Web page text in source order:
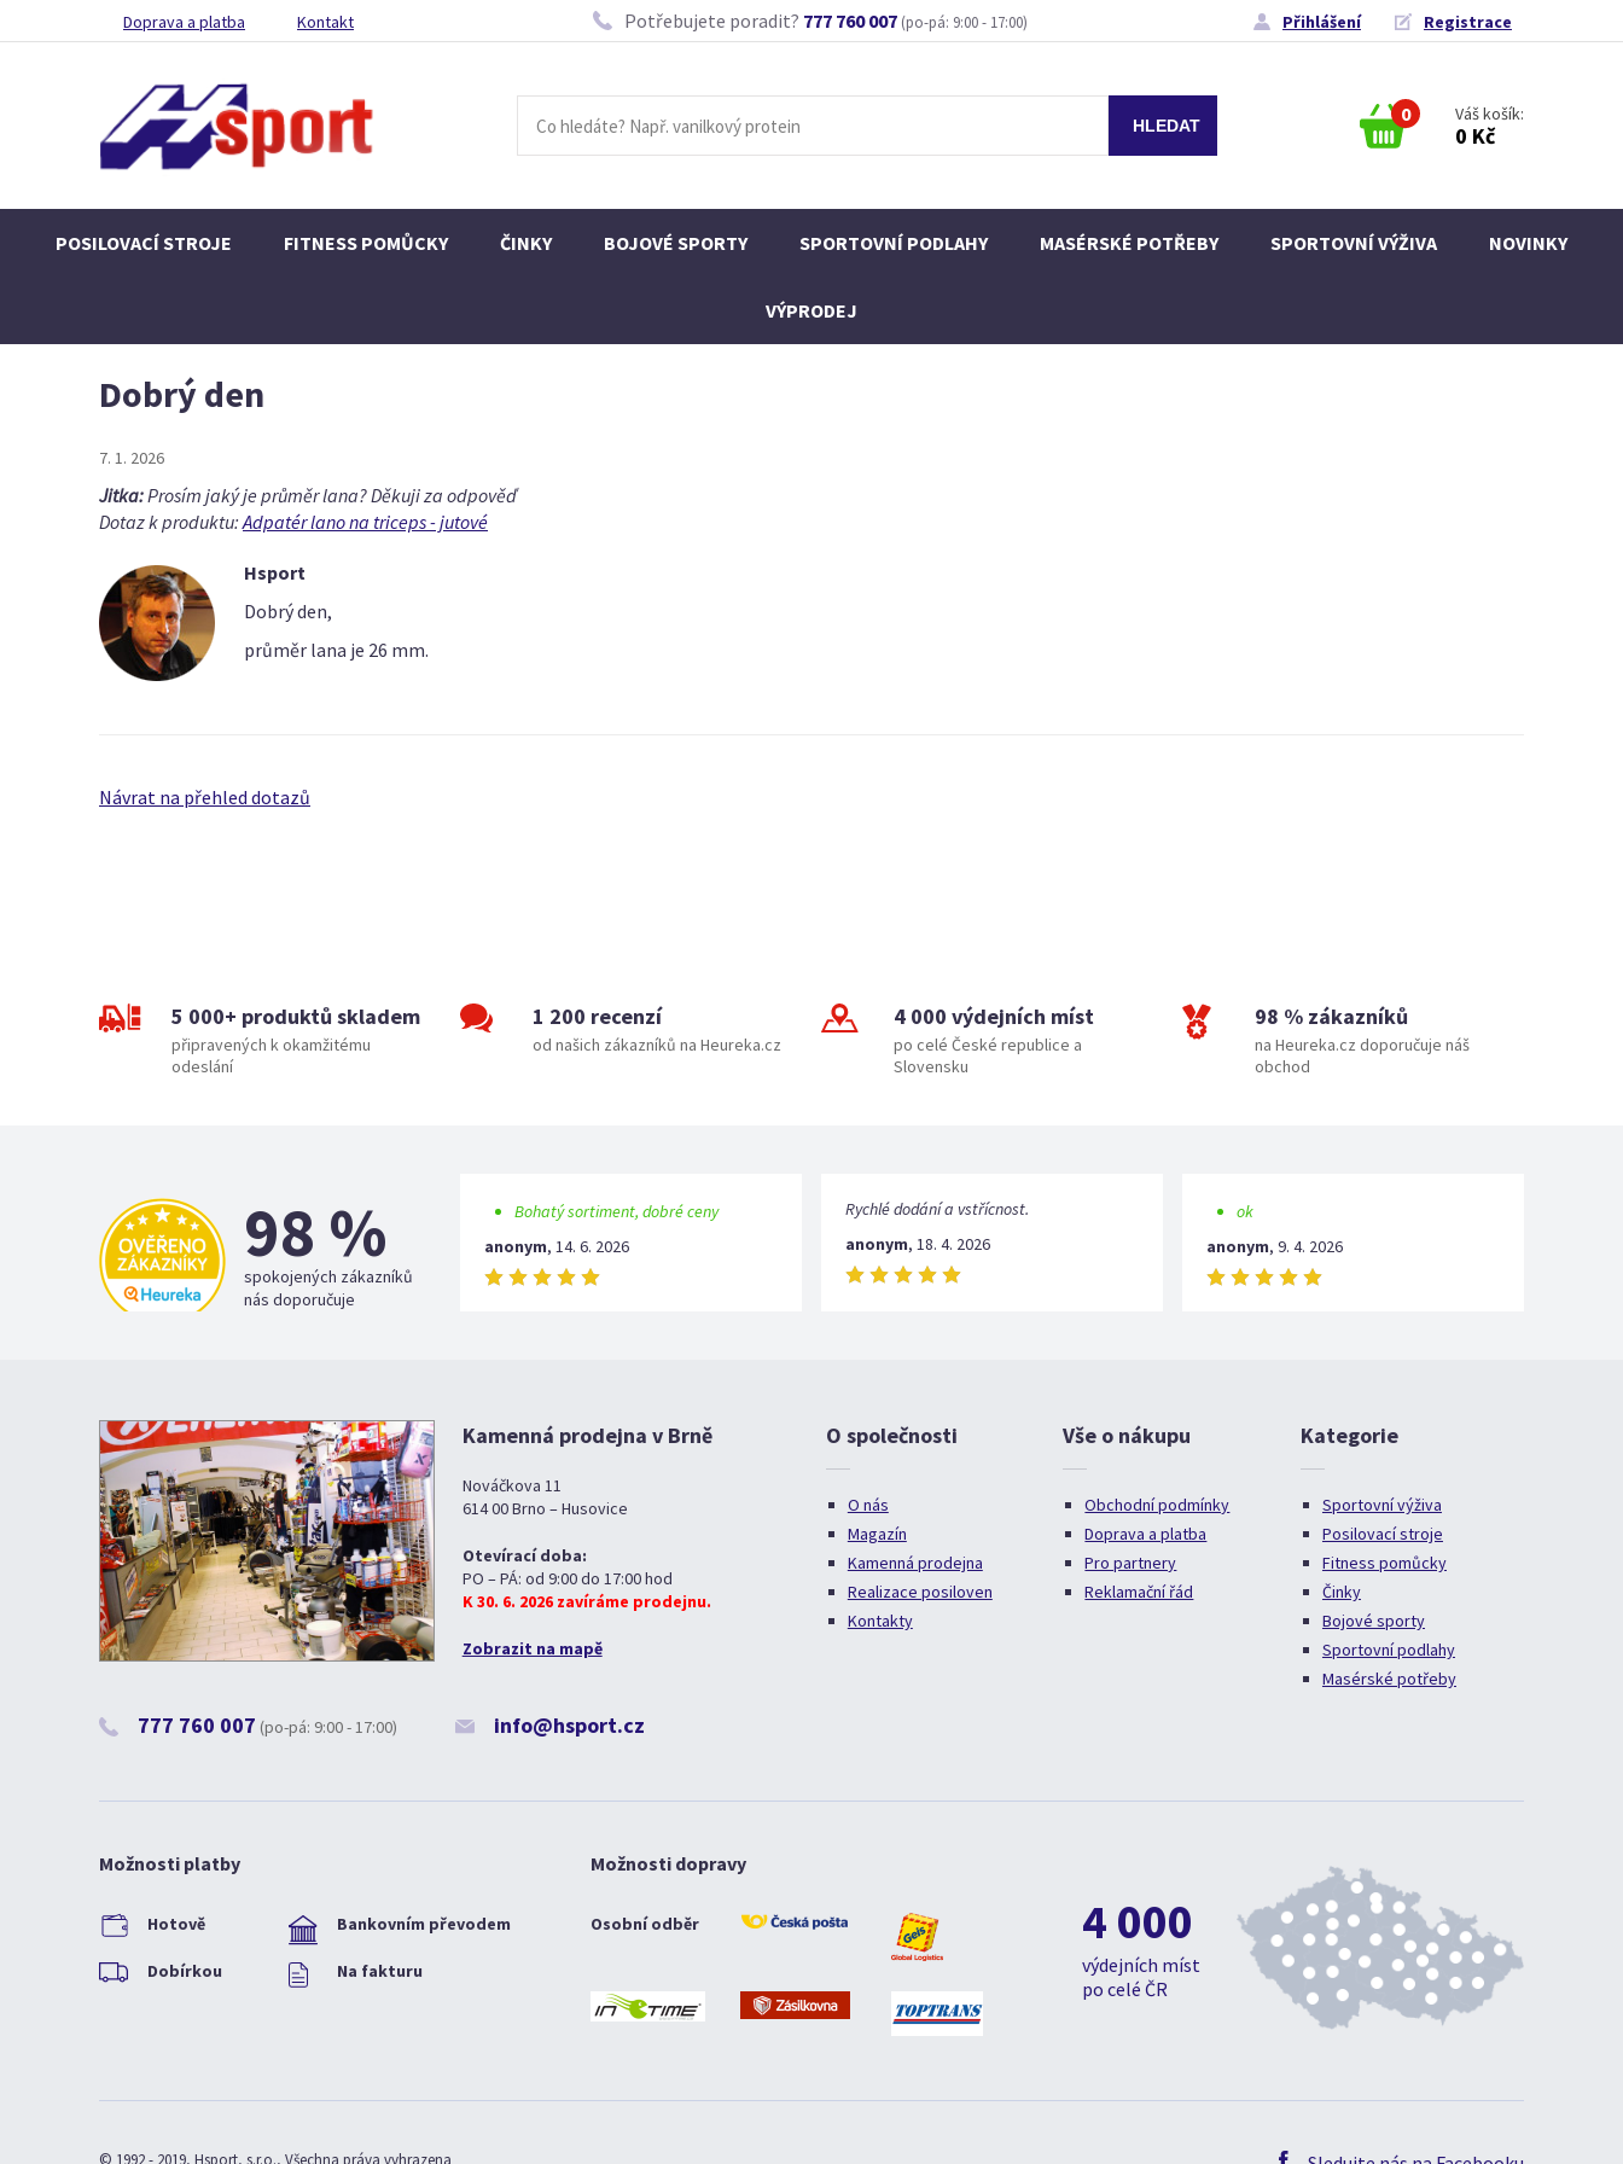
Doprava a platba Kontakt Potřebujete poradit? 777 760 007 (po-pá: 9:00 - 17:00) Přihlášení Registrace
0 Váš košík:
0 Kč
POSILOVACÍ STROJE FITNESS POMŮCKY ČINKY BOJOVÉ SPORTY SPORTOVNÍ PODLAHY MASÉRSKÉ POTŘEBY SPORTOVNÍ VÝŽIVA NOVINKY
VÝPRODEJ
Dobrý den
7. 1. 2026
Jitka:Prosím jaký je průměr lana? Děkuji za odpověď
Dotaz k produktu:Adpatér lano na triceps - jutové
Hsport
Dobrý den,
průměr lana je 26 mm.
Návrat na přehled dotazů
5 000+ produktů skladem
připravených k okamžitému
odeslání
1 200 recenzí
od našich zákazníků na Heureka.cz
4 000 výdejních míst
po celé České republice a
Slovensku
98 % zákazníků
na Heureka.cz doporučuje náš
obchod
98 %
spokojených zákazníků
nás doporučuje
Bohatý sortiment, dobré ceny
anonym, 14. 6. 2026
Rychlé dodání a vstřícnost.
anonym, 18. 4. 2026
ok
anonym, 9. 4. 2026
Kamenná prodejna v Brně
Nováčkova 11
614 00 Brno – Husovice
Otevírací doba:
PO – PÁ: od 9:00 do 17:00 hod
K 30. 6. 2026 zavíráme prodejnu.
Zobrazit na mapě
777 760 007 (po-pá: 9:00 - 17:00) info@hsport.cz
O společnosti
O nás
Magazín
Kamenná prodejna
Realizace posiloven
Kontakty
Vše o nákupu
Obchodní podmínky
Doprava a platba
Pro partnery
Reklamační řád
Kategorie
Sportovní výživa
Posilovací stroje
Fitness pomůcky
Činky
Bojové sporty
Sportovní podlahy
Masérské potřeby
Možnosti platby
Hotově Bankovním převodem
Dobírkou Na fakturu
Možnosti dopravy
Osobní odběr 4 000
výdejních míst
po celé ČR
© 1992 - 2019, Hsport, s.r.o., Všechna práva vyhrazena